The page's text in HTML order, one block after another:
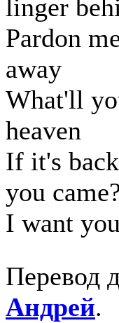
linger
Pardon
away
What'll
heaven
If it's
you
I want
Перевод
Андрей.